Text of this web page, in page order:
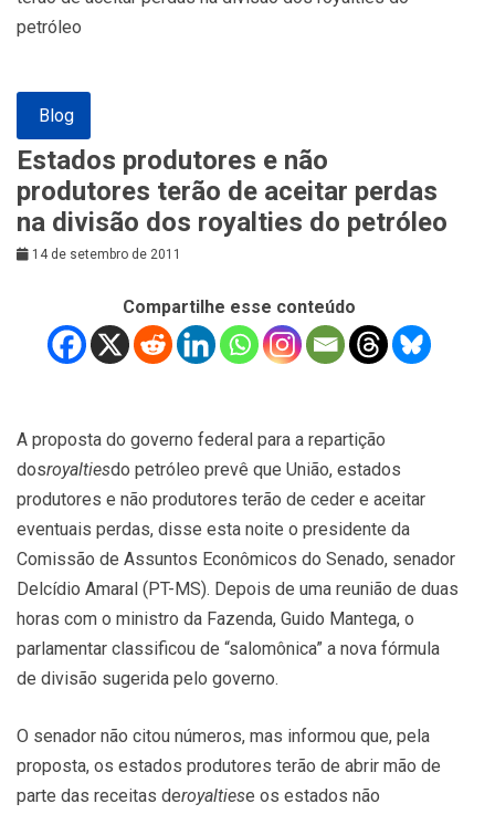
petróleo
Blog
Estados produtores e não
produtores terão de aceitar perdas
na divisão dos royalties do petróleo
14 de setembro de 2011
Compartilhe esse conteúdo
A proposta do governo federal para a repartição
dosroyaltiesdo petróleo prevê que União, estados
produtores e não produtores terão de ceder e aceitar
eventuais perdas, disse esta noite o presidente da
Comissão de Assuntos Econômicos do Senado, senador
Delcídio Amaral (PT-MS). Depois de uma reunião de duas
horas com o ministro da Fazenda, Guido Mantega, o
parlamentar classificou de “salomônica” a nova fórmula
de divisão sugerida pelo governo.
O senador não citou números, mas informou que, pela
proposta, os estados produtores terão de abrir mão de
parte das receitas deroyaltiese os estados não